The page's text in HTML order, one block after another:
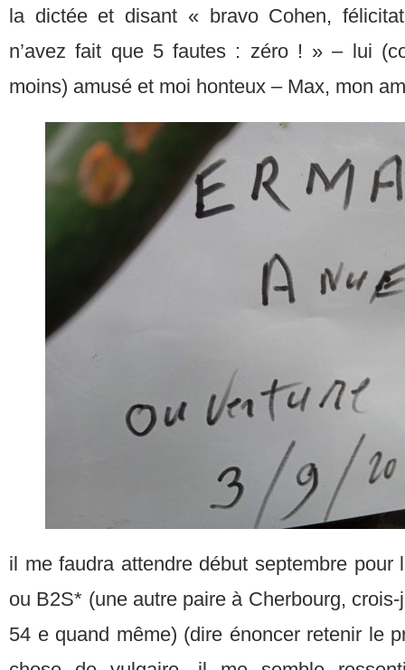
la dictée et disant « bravo Cohen,
n’avez fait que 5 fautes : zéro ! » – lui
moins) amusé et moi honteux – Max, mon
il me faudra attendre début septembre pour
ou B2S* (une autre paire à Cherbourg,
54 e quand même) (dire énoncer retenir le